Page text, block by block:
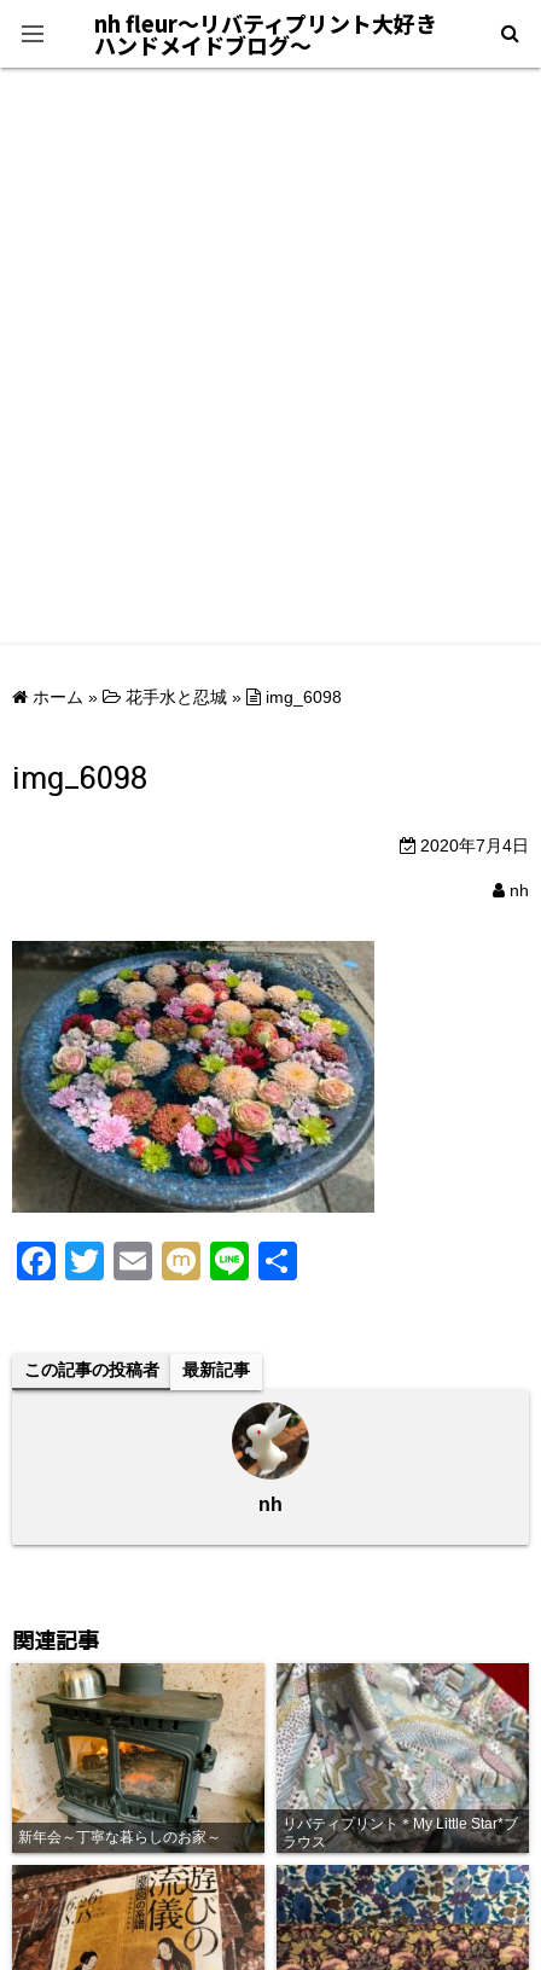
nh fleur〜リバティプリント大好き
ハンドメイドブログ〜
ホーム » 花手水と忍城 » img_6098
img_6098
2020年7月4日
nh
F
e
T
er
E
M
Li
この記事の投稿者 最新記事
nh
関連記事
新年会～丁寧な暮らしのお家～
リバティプリント＊My Little Star*ブ
ラウス